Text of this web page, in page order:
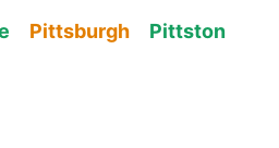
Pittsburgh
Pittston